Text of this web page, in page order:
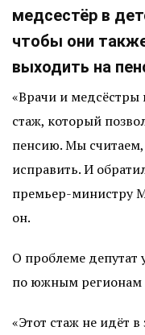
медсестёр в
чтобы они
выходить на
«Врачи и медсёстры
стаж, который
пенсию. Мы считаем,
исправить. И
премьер-министру
он.
О проблеме депутат
по южным регионам
«Этот стаж не идёт в